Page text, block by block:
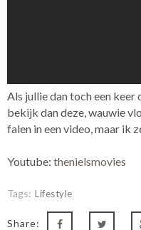
Als jullie dan toch een keer
bekijk dan deze, wauwie
falen in een video, maar ik
Youtube: thenielsmovies
Tags: Lifestyle
Share: